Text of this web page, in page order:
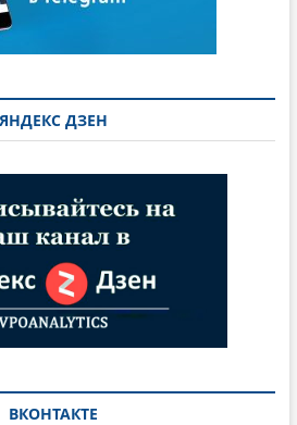
ЯНДЕКС ДЗЕН
ВКОНТАКТЕ